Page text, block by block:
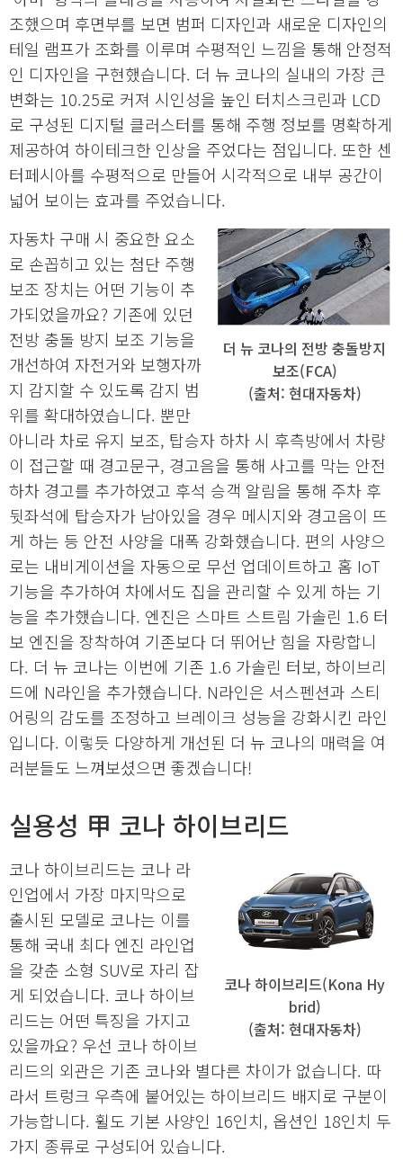
조했으며 후면부를 보면 범퍼 디자인과 새로운 디자인의
테일 램프가 조화를 이루며 수평적인 느낌을 통해 안정적
인 디자인을 구현했습니다. 더 뉴 코나의 실내의 가장 큰
변화는 10.25로 커져 시인성을 높인 터치스크린과 LCD
로 구성된 디지털 클러스터를 통해 주행 정보를 명확하게
제공하여 하이테크한 인상을 주었다는 점입니다. 또한 센
터페시아를 수평적으로 만들어 시각적으로 내부 공간이
넓어 보이는 효과를 주었습니다.
더 뉴 코나의 전방 충돌방지
보조(FCA)
(출처: 현대자동차)
자동차 구매 시 중요한 요소
로 손꼽히고 있는 첨단 주행
보조 장치는 어떤 기능이 추
가되었을까요? 기존에 있던
전방 충돌 방지 보조 기능을
개선하여 자전거와 보행자까
지 감지할 수 있도록 감지 범
위를 확대하였습니다. 뿐만
아니라 차로 유지 보조, 탑승자 하차 시 후측방에서 차량
이 접근할 때 경고문구, 경고음을 통해 사고를 막는 안전
하차 경고를 추가하였고 후석 승객 알림을 통해 주차 후
뒷좌석에 탑승자가 남아있을 경우 메시지와 경고음이 뜨
게 하는 등 안전 사양을 대폭 강화했습니다. 편의 사양으
로는 내비게이션을 자동으로 무선 업데이트하고 홈 IoT
기능을 추가하여 차에서도 집을 관리할 수 있게 하는 기
능을 추가했습니다. 엔진은 스마트 스트림 가솔린 1.6 터
보 엔진을 장착하여 기존보다 더 뛰어난 힘을 자랑합니
다. 더 뉴 코나는 이번에 기존 1.6 가솔린 터보, 하이브리
드에 N라인을 추가했습니다. N라인은 서스펜션과 스티
어링의 감도를 조정하고 브레이크 성능을 강화시킨 라인
입니다. 이렇듯 다양하게 개선된 더 뉴 코나의 매력을 여
러분들도 느껴보셨으면 좋겠습니다!
실용성 甲 코나 하이브리드
코나 하이브리드(Kona Hy
brid)
(출처: 현대자동차)
코나 하이브리드는 코나 라
인업에서 가장 마지막으로
출시된 모델로 코나는 이를
통해 국내 최다 엔진 라인업
을 갖춘 소형 SUV로 자리 잡
게 되었습니다. 코나 하이브
리드는 어떤 특징을 가지고
있을까요? 우선 코나 하이브
리드의 외관은 기존 코나와 별다른 차이가 없습니다. 따
라서 트렁크 우측에 붙어있는 하이브리드 배지로 구분이
가능합니다. 휠도 기본 사양인 16인치, 옵션인 18인치 두
가지 종류로 구성되어 있습니다.